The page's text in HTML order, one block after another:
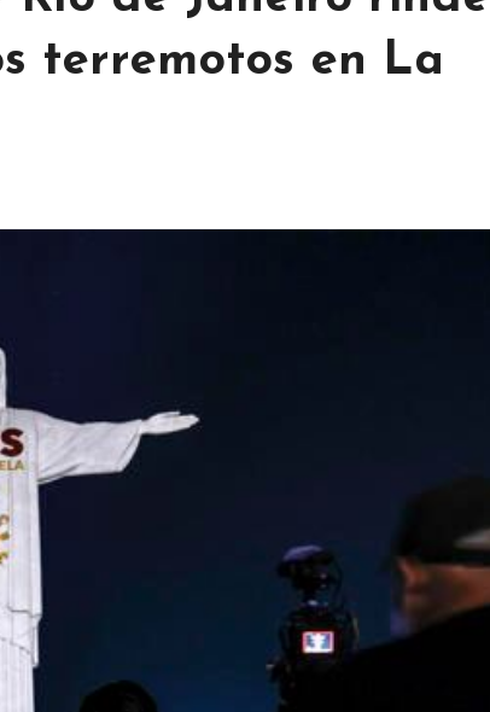
terremotos en La